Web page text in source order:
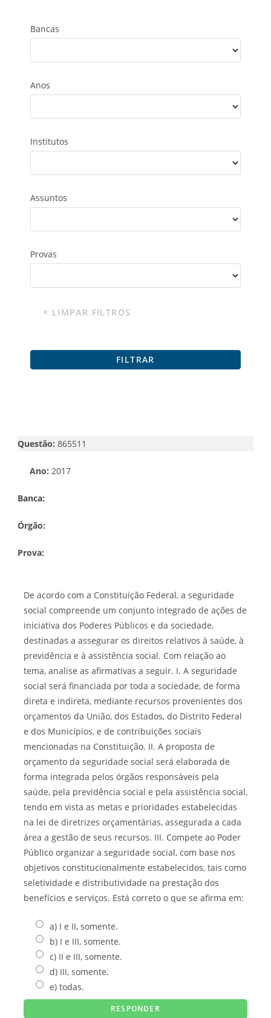
Bancas
Anos
Institutos
Assuntos
Provas
Questão: 865511
Ano: 2017
Banca:
Órgão:
Prova:
De acordo com a Constituição Federal, a seguridade
social compreende um conjunto integrado de ações de
iniciativa dos Poderes Públicos e da sociedade,
destinadas a assegurar os direitos relativos à saúde, à
previdência e à assistência social. Com relação ao
tema, analise as afirmativas a seguir. I. A seguridade
social será financiada por toda a sociedade, de forma
direta e indireta, mediante recursos provenientes dos
orçamentos da União, dos Estados, do Distrito Federal
e dos Municípios, e de contribuições sociais
mencionadas na Constituição. II. A proposta de
orçamento da seguridade social será elaborada de
forma integrada pelos órgãos responsáveis pela
saúde, pela previdência social e pela assistência social,
tendo em vista as metas e prioridades estabelecidas
na lei de diretrizes orçamentárias, assegurada a cada
área a gestão de seus recursos. III. Compete ao Poder
Público organizar a seguridade social, com base nos
objetivos constitucionalmente estabelecidos, tais como
seletividade e distributividade na prestação dos
benefícios e serviços. Está correto o que se afirma em:
a) I e II, somente.
b) I e III, somente.
c) II e III, somente.
d) III, somente.
e) todas.